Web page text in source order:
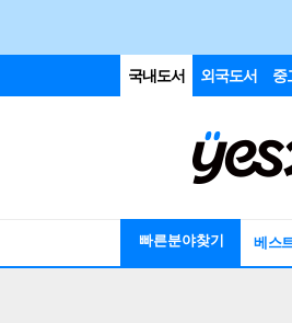
국내도서 외국도서 중
빠른분야찾기 베스